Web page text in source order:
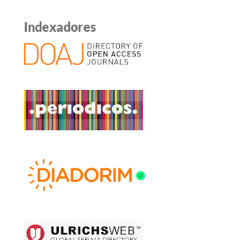
Indexadores